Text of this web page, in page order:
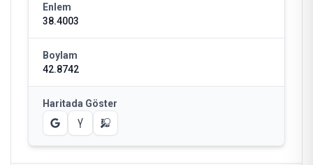
Enlem
38.4003
Boylam
42.8742
Haritada Göster